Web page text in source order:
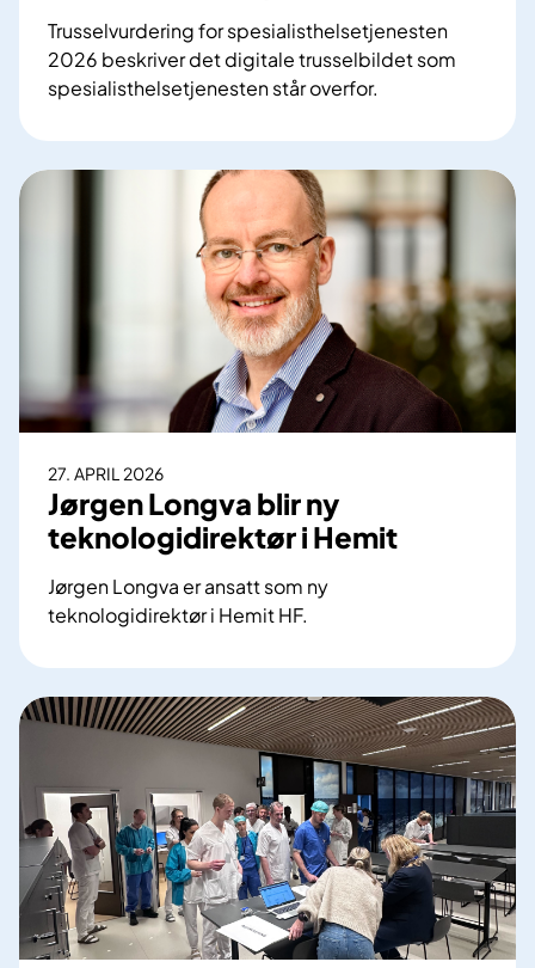
Trusselvurdering for spesialisthelsetjenesten
2026 beskriver det digitale trusselbildet som
spesialisthelsetjenesten står overfor.
r
u
d
e
i
n
g
f
o
r
e
l
i
s
t
h
27. APRIL 2026
Jørgen Longva blir ny
teknologidirektør i Hemit
Jørgen Longva er ansatt som ny
teknologidirektør i Hemit HF.
ø
r
g
n
L
o
n
g
v
a